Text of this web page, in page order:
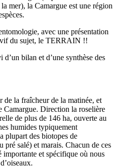
mer), la Camargue est une région
avec une présentation
vif du sujet, le TERRAIN !!
bilan et d’une synthèse des
la fraîcheur de la matinée, et
Camargue. Direction la roselière
de plus de 146 ha, ouverte au
humides typiquement
plupart des biotopes de
pré salé) et marais. Chacun de ces
et spécifique où nous